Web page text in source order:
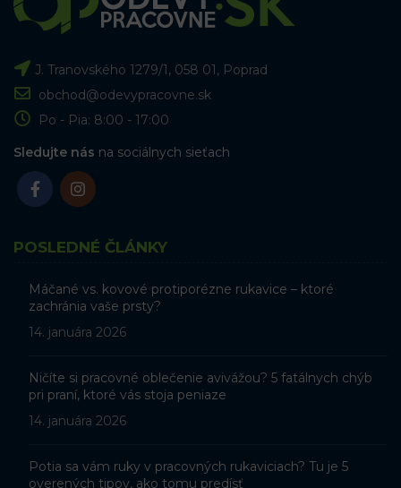
J. Tranovského 1279/1, 058 01, Poprad
obchod@odevypracovne.sk
Po - Pia: 8:00 - 17:00
Sledujte nás na sociálnych sieťach
POSLEDNÉ ČLÁNKY
Máčané vs. kovové protiporézne rukavice – ktoré
zachránia vaše prsty?
14. januára 2026
Ničíte si pracovné oblečenie avivážou? 5 fatálnych chýb
pri praní, ktoré vás stoja peniaze
14. januára 2026
Potia sa vám ruky v pracovných rukaviciach? Tu je 5
overených tipov, ako tomu predísť